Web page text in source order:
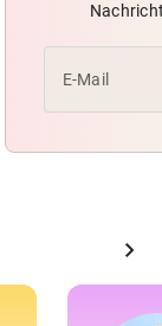
E-Mail
chevron_right